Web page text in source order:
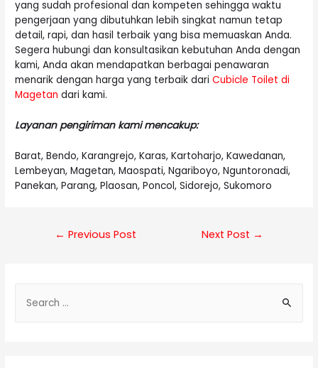
yang sudah profesional dan kompeten sehingga waktu
pengerjaan yang dibutuhkan lebih singkat namun tetap
detail, rapi, dan hasil terbaik yang bisa memuaskan Anda.
Segera hubungi dan konsultasikan kebutuhan Anda dengan
kami, Anda akan mendapatkan berbagai penawaran
menarik dengan harga yang terbaik dariCubicle Toilet di
Magetan dari kami.
Layanan pengiriman kami mencakup:
Barat, Bendo, Karangrejo, Karas, Kartoharjo, Kawedanan,
Lembeyan, Magetan, Maospati, Ngariboyo, Nguntoronadi,
Panekan, Parang, Plaosan, Poncol, Sidorejo, Sukomoro
Post
← Previous Post Next Post →